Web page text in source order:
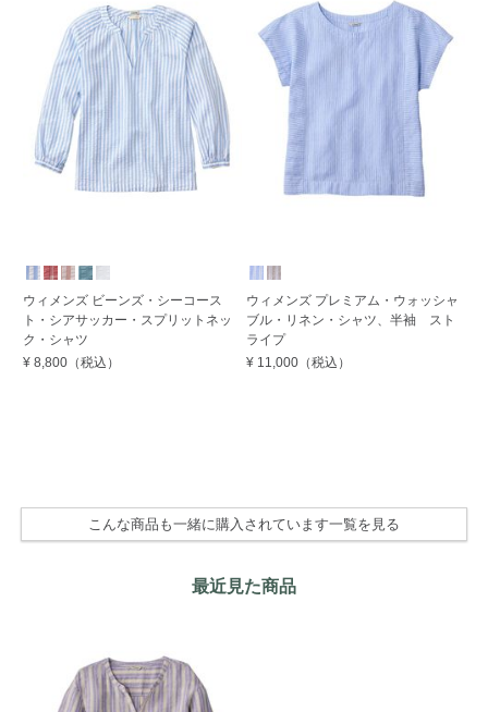
ウィメンズ ビーンズ・シーコース
ト・シアサッカー・スプリットネッ
ク・シャツ
¥ 8,800（税込）
ウィメンズ プレミアム・ウォッシャ
ブル・リネン・シャツ、半袖 スト
ライプ
¥ 11,000 （税込）
こんな商品も一緒に購入されています一覧を見る
最近見た商品